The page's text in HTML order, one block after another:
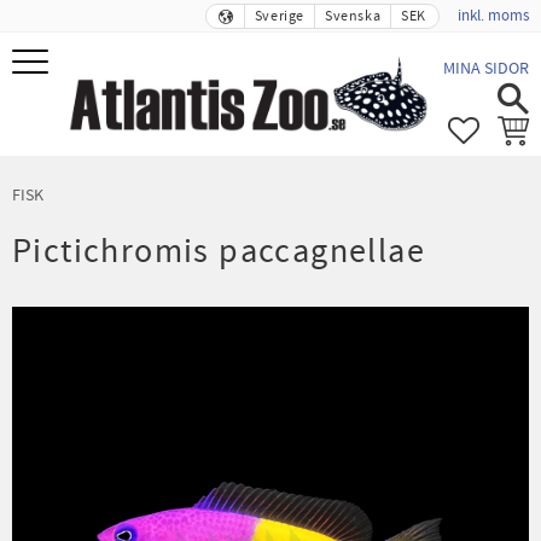
Meny
Sverige Svenska SEK inkl. moms
MINA SIDOR
FISK
Pictichromis paccagnellae